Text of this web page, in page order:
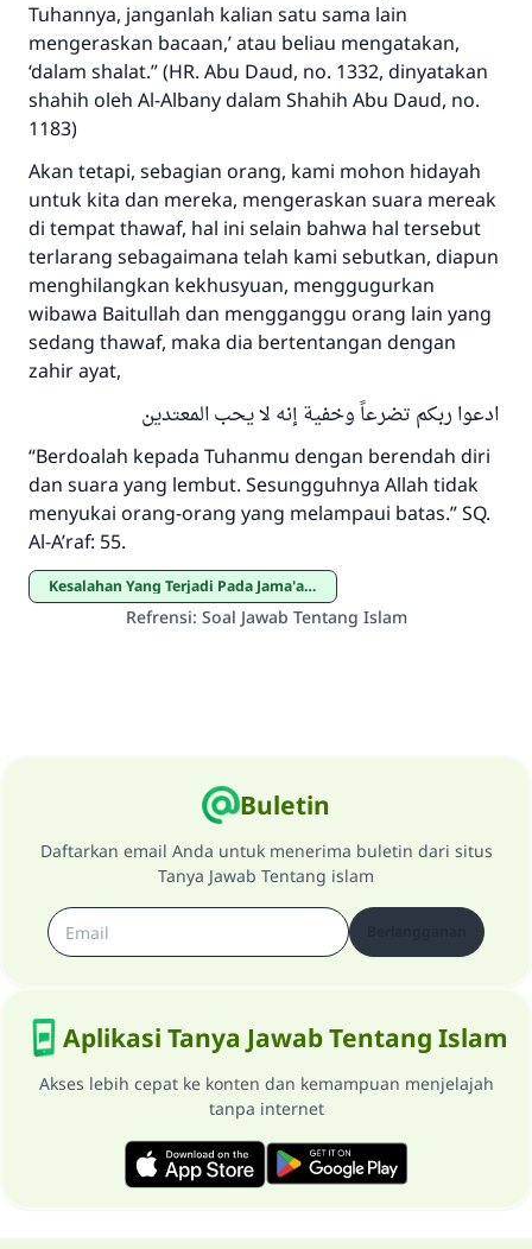
Tuhannya, janganlah kalian satu sama lain
mengeraskan bacaan,’ atau beliau mengatakan,
‘dalam shalat.” (HR. Abu Daud, no. 1332, dinyatakan
shahih oleh Al-Albany dalam Shahih Abu Daud, no.
1183)
Akan tetapi, sebagian orang, kami mohon hidayah
untuk kita dan mereka, mengeraskan suara mereak
di tempat thawaf, hal ini selain bahwa hal tersebut
terlarang sebagaimana telah kami sebutkan, diapun
menghilangkan kekhusyuan, menggugurkan
wibawa Baitullah dan mengganggu orang lain yang
sedang thawaf, maka dia bertentangan dengan
zahir ayat,
ادعوا ربكم تضرعاً وخفية إنه لا يحب المعتدين
“Berdoalah kepada Tuhanmu dengan berendah diri
dan suara yang lembut. Sesungguhnya Allah tidak
menyukai orang-orang yang melampaui batas.” SQ.
Al-A’raf: 55.
Kesalahan Yang Terjadi Pada Jama'ah Haji dan Umroh
Refrensi: Soal Jawab Tentang Islam
Buletin
Daftarkan email Anda untuk menerima buletin dari situs
Tanya Jawab Tentang islam
Aplikasi Tanya Jawab Tentang Islam
Akses lebih cepat ke konten dan kemampuan menjelajah
tanpa internet